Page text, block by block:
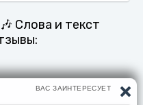
Слова и текст